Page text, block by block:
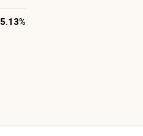
5.13%